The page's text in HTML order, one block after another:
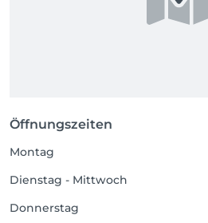
Öffnungszeiten
Montag
Dienstag - Mittwoch
Donnerstag